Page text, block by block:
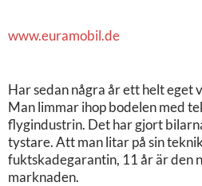
www.euramobil.de
Har sedan några år ett helt eget
Man limmar ihop bodelen med
flygindustrin. Det har gjort
tystare. Att man litar på sin
fuktskadegarantin, 11 år är den
marknaden.